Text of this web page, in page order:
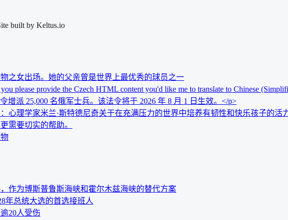
built by Keltus.io
之女出场。她的父亲曾是世界上最优秀的球员之一
please provide the Czech HTML content you'd like me to translate to Chinese
增派 25,000 名俄军士兵。该法令将于 2026 年 8 月 1 日生效。</p>
心理学家米兰·斯特德尼奇关于在充满压力的世界中培养有韧性和快乐孩子的活
需要切实的帮助。
作为博斯普鲁斯海峡和霍尔木兹海峡的替代方案
年总统大选的首选接班人
20人受伤